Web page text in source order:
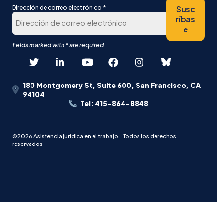
Dirección de correo electrónico *
Susc
ríbas
e
180 Montgomery St, Suite 600, San Francisco, CA
94104
Tel: 415-864-8848
©2026 Asistencia jurídica en el trabajo - Todos los derechos
reservados